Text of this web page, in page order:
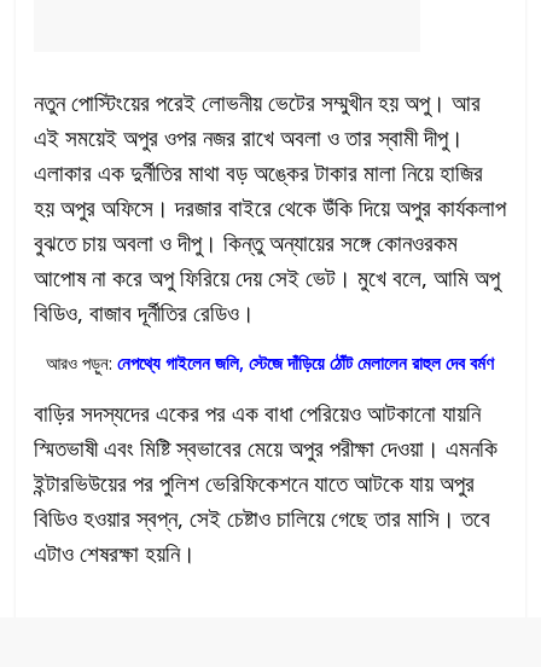
নতুন পোস্টিংয়ের পরেই লোভনীয় ভেটের সম্মুখীন হয় অপু। আর
এই সময়েই অপুর ওপর নজর রাখে অবলা ও তার স্বামী দীপু।
এলাকার এক দুর্নীতির মাথা বড় অঙ্কের টাকার মালা নিয়ে হাজির
হয় অপুর অফিসে। দরজার বাইরে থেকে উঁকি দিয়ে অপুর কার্যকলাপ
বুঝতে চায় অবলা ও দীপু। কিন্তু অন্যায়ের সঙ্গে কোনওরকম
আপোষ না করে অপু ফিরিয়ে দেয় সেই ভেট। মুখে বলে, আমি অপু
বিডিও, বাজাব দূর্নীতির রেডিও।
আরও পড়ুন:নেপথ্যে গাইলেন জলি, স্টেজে দাঁড়িয়ে ঠোঁট মেলালেন রাহুল দেব বর্মণ
বাড়ির সদস্যদের একের পর এক বাধা পেরিয়েও আটকানো যায়নি
স্মিতভাষী এবং মিষ্টি স্বভাবের মেয়ে অপুর পরীক্ষা দেওয়া। এমনকি
ইন্টারভিউয়ের পর পুলিশ ভেরিফিকেশনে যাতে আটকে যায় অপুর
বিডিও হওয়ার স্বপ্ন, সেই চেষ্টাও চালিয়ে গেছে তার মাসি। তবে
এটাও শেষরক্ষা হয়নি।